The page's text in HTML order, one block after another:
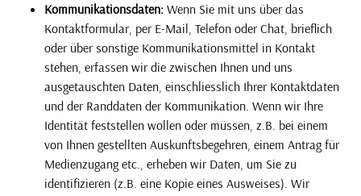
Kommunikationsdaten: Wenn Sie mit uns über das
Kontaktformular, per E-Mail, Telefon oder Chat, brieflich
oder über sonstige Kommunikationsmittel in Kontakt
stehen, erfassen wir die zwischen Ihnen und uns
ausgetauschten Daten, einschliesslich Ihrer Kontaktdaten
und der Randdaten der Kommunikation. Wenn wir Ihre
Identität feststellen wollen oder müssen, z.B. bei einem
von Ihnen gestellten Auskunftsbegehren, einem Antrag für
Medienzugang etc., erheben wir Daten, um Sie zu
identifizieren (z.B. eine Kopie eines Ausweises). Wir